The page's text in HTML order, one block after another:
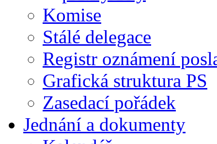
Komise
Stálé delegace
Registr oznámení
Grafická struktura PS
Zasedací pořádek
Jednání a dokumenty